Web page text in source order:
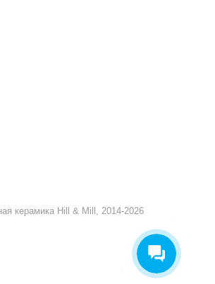
керамика Hill & Mill, 2014-2026